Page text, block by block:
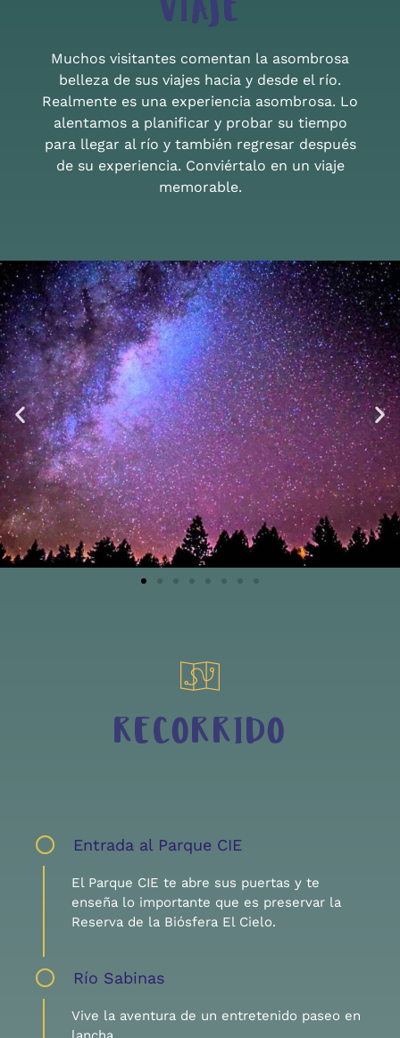
VIAJE
Muchos visitantes comentan la asombrosa
belleza de sus viajes hacia y desde el río.
Realmente es una experiencia asombrosa. Lo
alentamos a planificar y probar su tiempo
para llegar al río y también regresar después
de su experiencia. Conviértalo en un viaje
memorable.
RECORRIDO
Entrada al Parque CIE
El Parque CIE te abre sus puertas y te
enseña lo importante que es preservar la
Reserva de la Biósfera El Cielo.
Río Sabinas
Vive la aventura de un entretenido paseo en